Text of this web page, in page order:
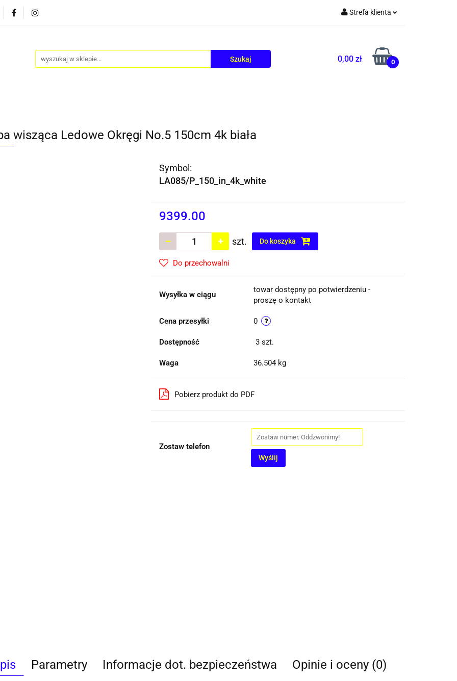
Strefa klienta
Zarejestruj się
Dodaj zgłoszenie
0,00 zł 0
AKCESORIA
wisząca Ledowe Okręgi No.5 150cm 4k biała
Symbol:
LA085/P_150_in_4k_white
9399.00
szt. Do koszyka
Do przechowalni
Wysyłka w ciągu
towar dostępny po potwierdzeniu -
proszę o kontakt
Cena przesyłki 0
Dostępność 3 szt.
Waga 36.504 kg
Pobierz produkt do PDF
Zostaw telefon
Wyślij
Parametry Informacje dot. bezpieczeństwa Opinie i oceny (0)